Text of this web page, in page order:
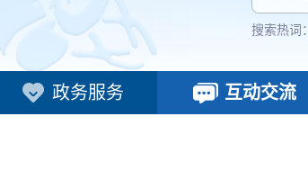
搜索热词：
政务服务 互动交流